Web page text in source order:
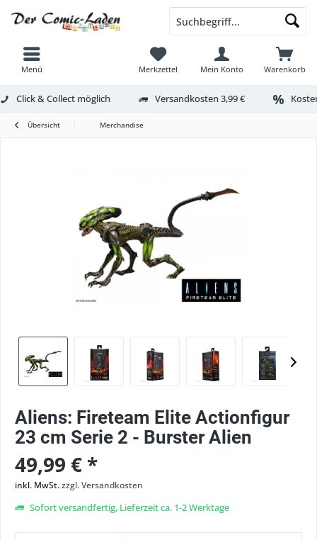
Menü Warenkorb
Merkzettel Mein Konto
Click & Collect möglich Versandkosten 3,99 €
Übersicht Merchandise
Aliens: Fireteam Elite Actionfigur
23 cm Serie 2 - Burster Alien
49,99 € *
inkl. MwSt.zzgl. Versandkosten
Sofort versandfertig, Lieferzeit ca. 1-2 Werktage